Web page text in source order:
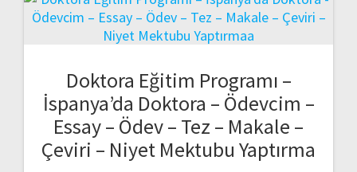
Doktora Eğitim Programı –
İspanya’da Doktora – Ödevcim –
Essay – Ödev – Tez – Makale –
Çeviri – Niyet Mektubu Yaptırma